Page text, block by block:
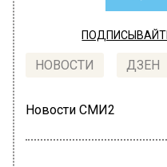
НОВОСТИ ДЗЕН
Новости СМИ2